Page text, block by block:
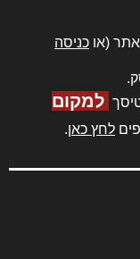
(או כניסה
למקום
לחץ כאן.